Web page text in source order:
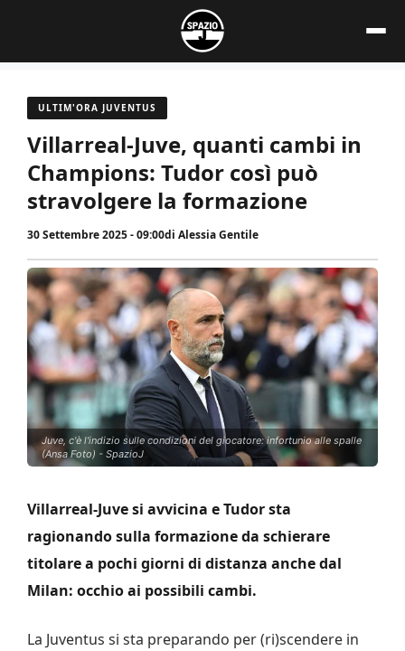
contenuto
ULTIM'ORA JUVENTUS
Villarreal-Juve, quanti cambi in
Champions: Tudor così può
stravolgere la formazione
30 Settembre 2025 - 09:00di Alessia Gentile
Juve, c'è l'indizio sulle condizioni del giocatore: infortunio alle spalle
(Ansa Foto) - SpazioJ
Villarreal-Juve si avvicina e Tudor sta
ragionando sulla formazione da schierare
titolare a pochi giorni di distanza anche dal
Milan: occhio ai possibili cambi.
La Juventus si sta preparando per (ri)scendere in